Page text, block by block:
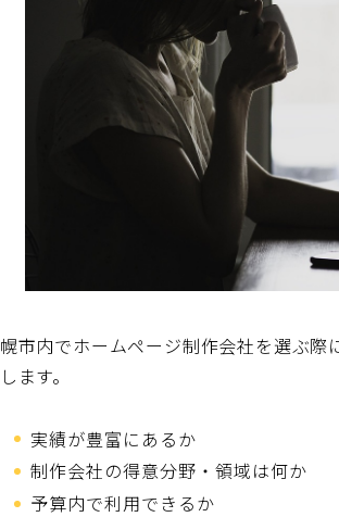
市内でホームページ制作会社を選ぶ
ます。
実績が豊富にあるか
制作会社の得意分野・領域は何か
予算内で利用できるか